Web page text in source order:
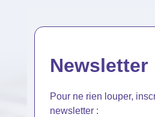
Newsletter
Pour ne rien louper,
newsletter :